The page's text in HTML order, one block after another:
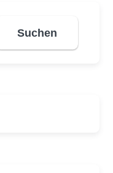
Suchen